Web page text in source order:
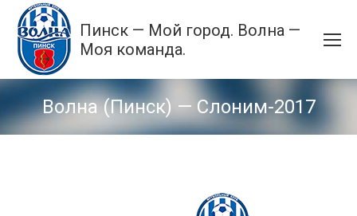
Пинск — Мой город. Волна —
Моя команда.
Волна (Пинск) — Слоним-2017